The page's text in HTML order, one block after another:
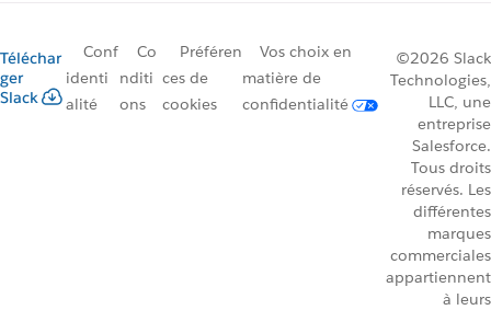
Téléchar
ger
Slack
Conf
identi
alité
Co
nditi
ons
Préféren
ces de
cookies
Vos choix en
matière de
confidentialité
©2026 Slack
Technologies,
LLC, une
entreprise
Salesforce.
Tous droits
réservés. Les
différentes
marques
commerciales
appartiennent
à leurs